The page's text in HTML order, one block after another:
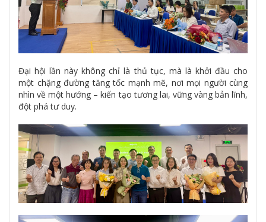
Đại hội lần này không chỉ là thủ tục, mà là khởi đầu cho
một chặng đường tăng tốc mạnh mẽ, nơi mọi người cùng
nhìn về một hướng – kiến tạo tương lai, vững vàng bản lĩnh,
đột phá tư duy.